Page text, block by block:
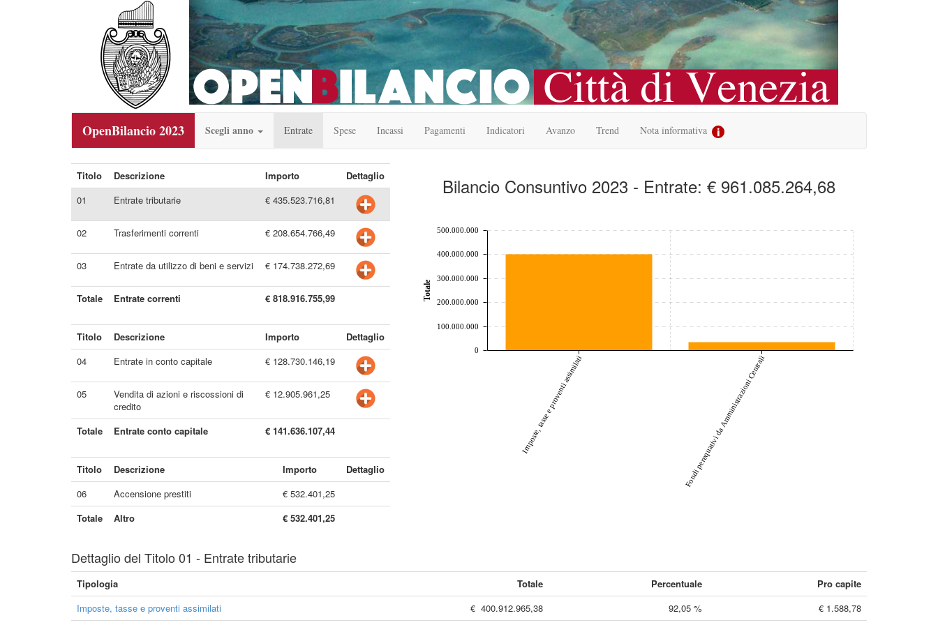
OpenBilancio 2023 Scegli anno Entrate Spese Incassi Pagamenti Indicatori Avanzo Trend Nota informativa
Titolo Descrizione Importo
Dettaglio
01
Entrate tributarie € 435.523.716,81
02 Trasferimenti correnti € 208.654.766,49
03 Entrate da utilizzo di beni e servizi € 174.738.272,69
Totale Entrate correnti € 818.916.755,99
Titolo Descrizione Importo
Dettaglio
04
Entrate in conto capitale € 128.730.146,19
05
Vendita di azioni e riscossioni di
credito
€ 12.905.961,25
Totale Entrate conto capitale € 141.636.107,44
Titolo Descrizione Importo
Dettaglio
06
Accensione prestiti
€ 532.401,25
Totale
Altro € 532.401,25
Bilancio Consuntivo 2023 - Entrate: € 961.085.264,68
Imposte, tasse e proventi assimilati Fondi perequativi da Amministrazioni Centrali
0
100.000.000
200.000.000
300.000.000
400.000.000
500.000.000
Totale
Dettaglio del Titolo 01 - Entrate tributarie
Tipologia Totale Percentuale
Pro capite
Imposte, tasse e proventi assimilati
€ 400.912.965,38 92,05 % € 1.588,78